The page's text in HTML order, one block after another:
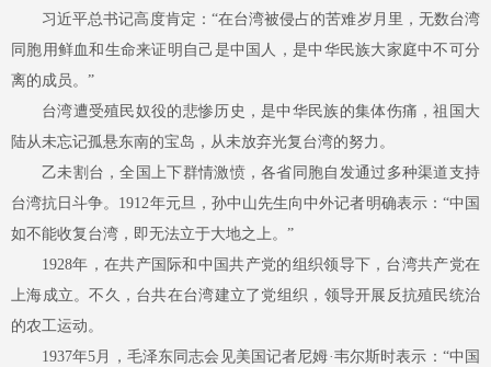
习近平总书记高度肯定： “在台湾被侵占的苦难岁月里，无数台湾
同胞用鲜血和生命来证明自己是中国人，是中华民族大家庭中不可分
离的成员。”
台湾遭受殖民奴役的悲惨历史，是中华民族的集体伤痛，祖国大
陆从未忘记孤悬东南的宝岛，从未放弃光复台湾的努力。
乙未割台，全国上下群情激愤，各省同胞自发通过多种渠道支持
台湾抗日斗争。 1912年元旦，孙中山先生向中外记者明确表示：“中国
如不能收复台湾，即无法立于大地之上。”
1928年，在共产国际和中国共产党的组织领导下，台湾共产党在
上海成立。不久，台共在台湾建立了党组织，领导开展反抗殖民统治
的农工运动。
1937年5月，毛泽东同志会见美国记者尼姆·韦尔斯时表示：“中国